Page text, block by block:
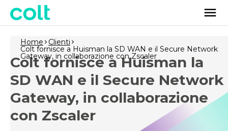
Home Clienti
Colt fornisce a Huisman la SD WAN e il Secure Network
Gateway, in collaborazione con Zscaler
Colt fornisce a Huisman la
SD WAN e il Secure Network
Gateway, in collaborazione
con Zscaler